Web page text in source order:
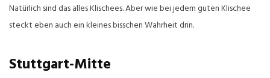
Natürlich sind das alles Klischees. Aber wie bei jedem guten Klischee
steckt eben auch ein kleines bisschen Wahrheit drin.
Stuttgart-Mitte